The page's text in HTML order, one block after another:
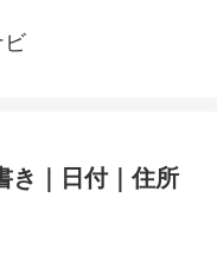
ビ
き｜日付｜住所